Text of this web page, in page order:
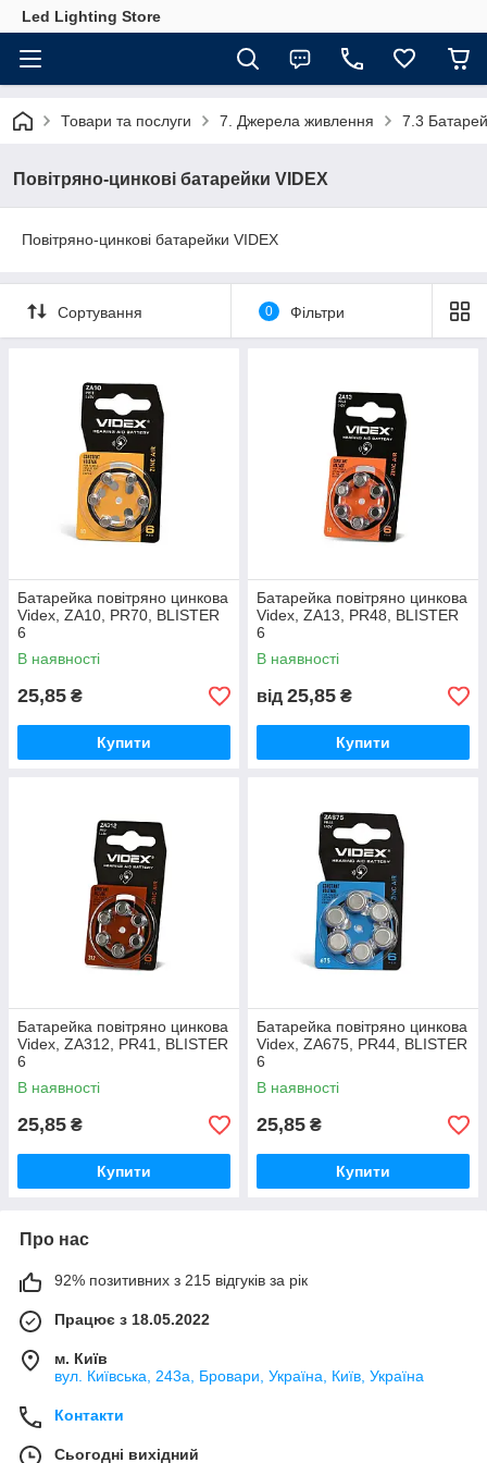
Led Lighting Store
Товари та послуги 7. Джерела живлення 7.3
Повітряно-цинкові батарейки VIDEX
Повітряно-цинкові батарейки VIDEX
Сортування 0 Фільтри
Батарейка повітряно цинкова
Videx, ZA10, PR70, BLISTER
6
В наявності
25,85 ₴
Купити
Батарейка повітряно цинкова
Videx, ZA13, PR48, BLISTER
6
В наявності
від 25,85 ₴
Купити
Батарейка повітряно цинкова
Videx, ZA312, PR41, BLISTER
6
В наявності
25,85 ₴
Купити
Батарейка повітряно цинкова
Videx, ZA675, PR44, BLISTER
6
В наявності
25,85 ₴
Купити
Про нас
92% позитивних з 215 відгуків за рік
Працює з 18.05.2022
м. Київ
вул. Київська, 243а, Бровари, Україна, Київ, Україна
Контакти
Сьогодні вихідний